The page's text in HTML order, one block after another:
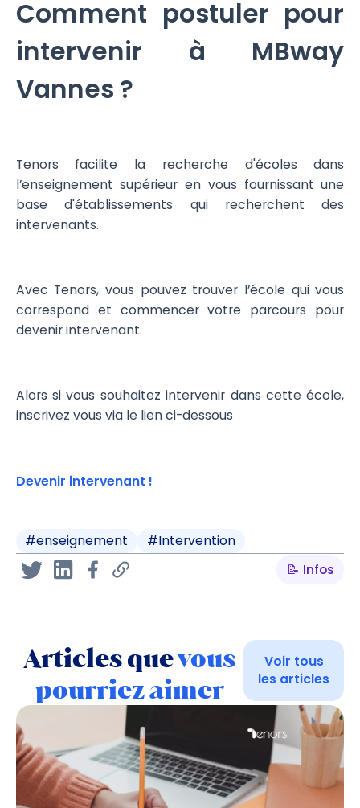
Comment postuler pour
intervenir à MBway
Vannes ?
Tenors facilite la recherche d'écoles dans
l’enseignement supérieur en vous fournissant une
base d'établissements qui recherchent des
intervenants.
Avec Tenors, vous pouvez trouver l’école qui vous
correspond et commencer votre parcours pour
devenir intervenant.
Alors si vous souhaitez intervenir dans cette école,
inscrivez vous via le lien ci-dessous
Devenir intervenant !
#enseignement #Intervention
📝 Infos
Articles quevous
pourriez aimer
Voir tous
les articles